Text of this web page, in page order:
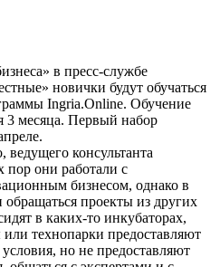
в пресс-службе
новички будут обучаться
Ingria.Online. Обучение
3 месяца. Первый набор
консультанта
пор они работали с
бизнесом, однако в
проекты из других
в каких-то инкубаторах,
технопарки предоставляют
но не предоставляют